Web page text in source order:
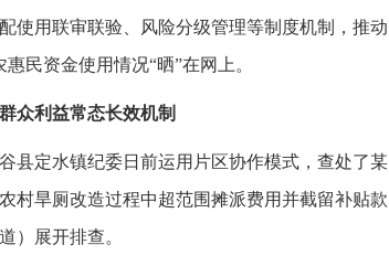
使用联审联验、风险分级管理等制度机制，推动
民资金使用情况“晒”在网上。
众利益常态长效机制
县定水镇纪委日前运用片区协作模式，查处了某
村旱厕改造过程中超范围摊派费用并截留补贴款
）展开排查。